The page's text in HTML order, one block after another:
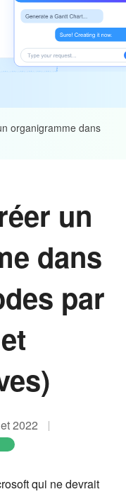
organigramme dans
un
dans
par
2022
qui ne devrait